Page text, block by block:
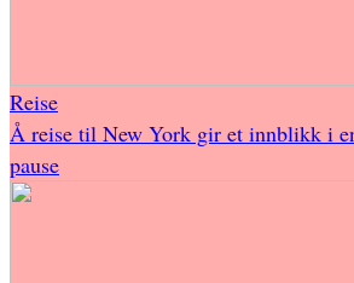
Reise
Å reise til New York gir et innblikk i
pause